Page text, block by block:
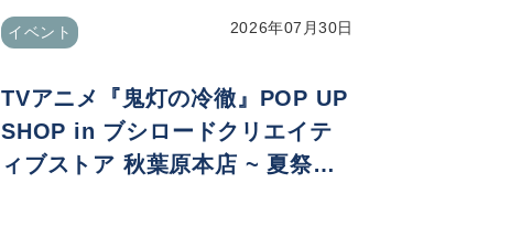
イベント 2026年07月30日
TVアニメ『鬼灯の冷徹』POP UP
SHOP in ブシロードクリエイテ
ィブストア 秋葉原本店 ~ 夏祭りv